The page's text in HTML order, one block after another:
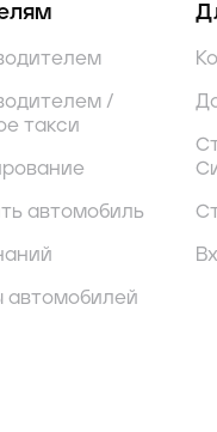
/
такси
автомобиль
автомобилей